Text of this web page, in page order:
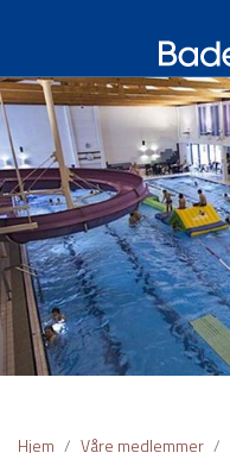
Hjem Våre medlemmer